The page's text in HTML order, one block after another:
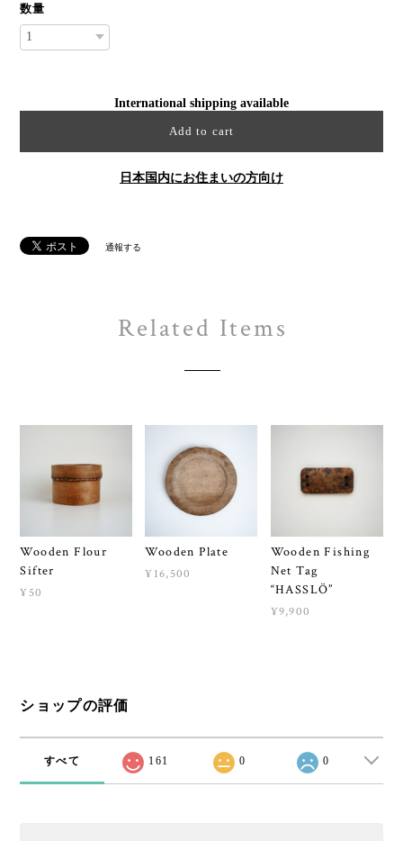
数量
International shipping available
Add to cart
日本国内にお住まいの方向け
通報する
Related Items
Wooden Flour
Sifter
¥50
Wooden Plate
¥16,500
Wooden Fishing
Net Tag
“HASSLÖ”
¥9,900
ショップの評価
すべて 161 0 0